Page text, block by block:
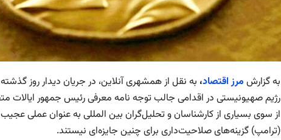
به گزارش مرز اقتصاد، به نقل از همشهری آنلاین، در جریان دیدار روز
رژیم صهیونیستی در اقدامی جالب توجه نامه معرفی رئیس جمهور ایالات
از سوی بسیاری از کارشناسان و تحلیل‌گران بین المللی به عنوان عملی
(ترامپ) گزینه‌های صلاحیت‌داری برای چنین جایزه‌ای نیستند.